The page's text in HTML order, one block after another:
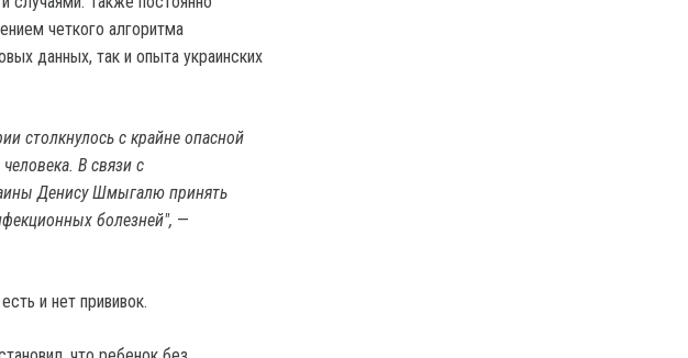
четкого алгоритма
данных, так и опыта украинских
столкнулось с крайне опасной
В связи с
Денису Шмыгалю принять
болезней", —
и нет прививок.